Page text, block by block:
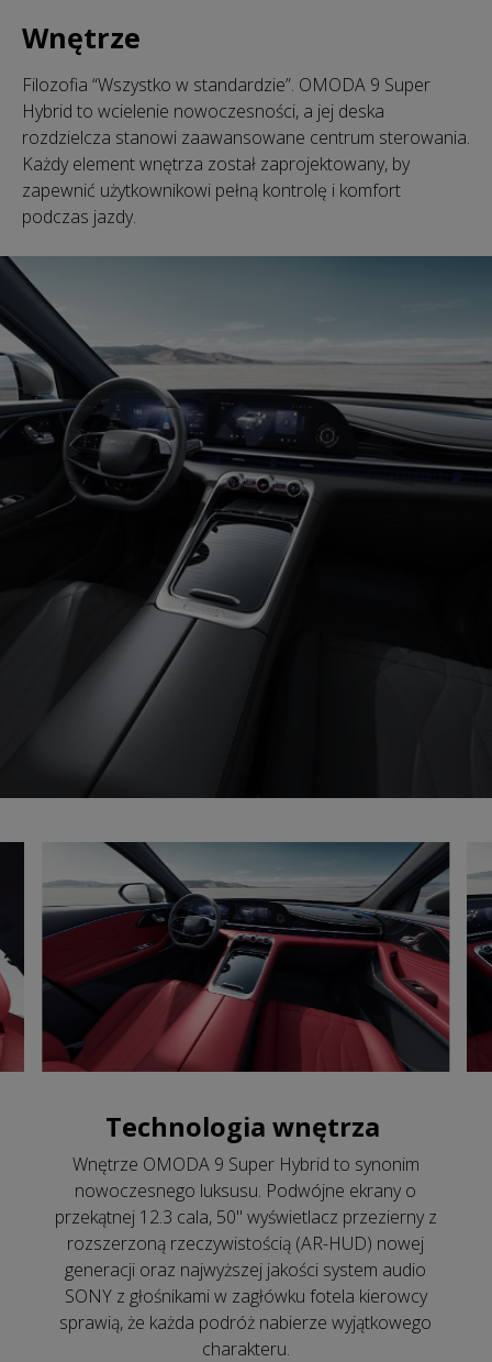
Wnętrze
Filozofia “Wszystko w standardzie”. OMODA 9 Super
Hybrid to wcielenie nowoczesności, a jej deska
rozdzielcza stanowi zaawansowane centrum sterowania.
Każdy element wnętrza został zaprojektowany, by
zapewnić użytkownikowi pełną kontrolę i komfort
podczas jazdy.
Technologia wnętrza
Wnętrze OMODA 9 Super Hybrid to synonim
nowoczesnego luksusu. Podwójne ekrany o
przekątnej 12.3 cala, 50" wyświetlacz przezierny z
rozszerzoną rzeczywistością (AR-HUD) nowej
generacji oraz najwyższej jakości system audio
SONY z głośnikami w zagłówku fotela kierowcy
sprawią, że każda podróż nabierze wyjątkowego
charakteru.